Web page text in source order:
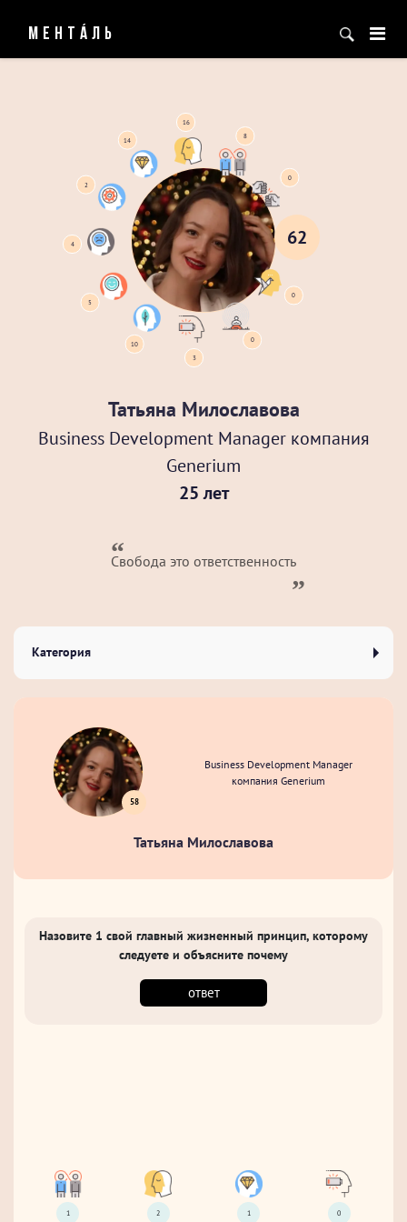
МЕНТÁЛЬ
62
Татьяна Милославова
Business Development Manager компания
Generium
25 лет
Свобода это ответственность
Категория
58
Business Development Manager
компания Generium
Татьяна Милославова
Назовите 1 свой главный жизненный принцип, которому
следуете и объясните почему
ответ
1 2 1 0